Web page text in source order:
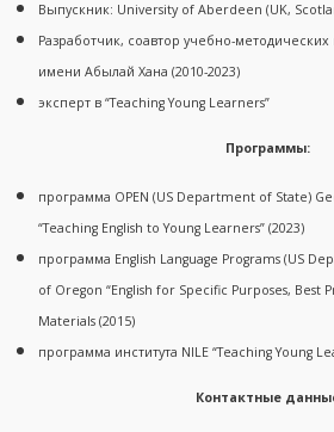
Выпускник: University of Aberdeen (UK,
Разработчик, соавтор учебно-
имени Абылай Хана (2010-2023)
эксперт в “Teaching Young Learners”
Программы:
программа OPEN (US Department of State)
“Teaching English to Young Learners” (2023)
программа English Language Programs (US
of Oregon “English for Specific Purposes, Best
Materials (2015)
программа института NILE “Teaching Young
Контактные